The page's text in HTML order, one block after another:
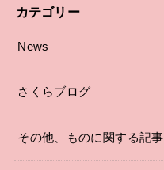
カテゴリー
News
さくらブログ
その他、ものに関する記事